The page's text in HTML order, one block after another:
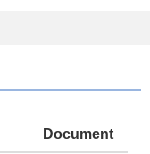
Document